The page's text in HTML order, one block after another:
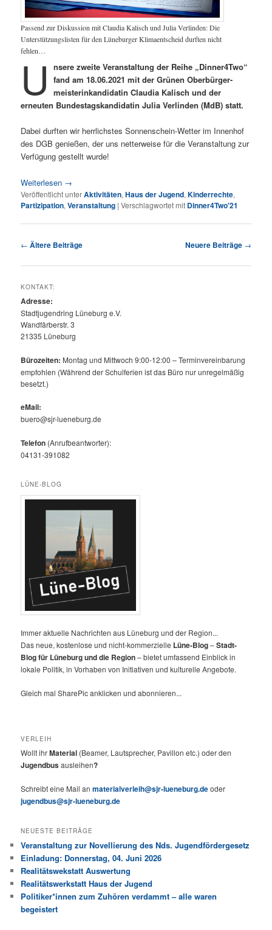
Passend zur Diskussion mit Claudia Kalisch und Julia Verlinden: Die
Unterstützungslisten für den Lüneburger Klimaentscheid durften nicht
fehlen…
U
nsere zweite Veranstaltung der Reihe „Dinner4Two“
fand am 18.06.2021 mit der Grünen Oberbürger-
meisterinkandidatin Claudia Kalisch und der
erneuten Bundestagskandidatin Julia Verlinden (MdB) statt.
Dabei durften wir herrlichstes Sonnenschein-Wetter im Innenhof
des DGB genießen, der uns netterweise für die Veranstaltung zur
Verfügung gestellt wurde!
Weiterlesen →
Veröffentlicht unterAktivitäten,Haus der Jugend,Kinderrechte,
Partizipation,Veranstaltung |Verschlagwortet mit Dinner4Two'21
Beitragsnavigation
← Ältere Beiträge Neuere Beiträge →
KONTAKT:
Adresse:
Stadtjugendring Lüneburg e.V.
Wandfärberstr. 3
21335 Lüneburg
Bürozeiten: Montag und Mittwoch 9:00-12:00 – Terminvereinbarung
empfohlen (Während der Schulferien ist das Büro nur unregelmäßig
besetzt.)
eMail:
buero@sjr-lueneburg.de
Telefon (Anrufbeantworter):
04131-391082
LÜNE-BLOG
Immer aktuelle Nachrichten aus Lüneburg und der Region...
Das neue, kostenlose und nicht-kommerzielle Lüne-Blog–Stadt-
Blog für Lüneburg und die Region– bietet umfassend Einblick in
lokale Politik, in Vorhaben von Initiativen und kulturelle Angebote.
Gleich mal SharePic anklicken und abonnieren...
VERLEIH
Wollt ihrMaterial (Beamer, Lautsprecher, Pavillon etc.) oder den
Jugendbusausleihen?
Schreibt eine Mail anmaterialverleih@sjr-lueneburg.deoder
jugendbus@sjr-lueneburg.de
NEUESTE BEITRÄGE
Veranstaltung zur Novellierung des Nds. Jugendfördergesetz
Einladung: Donnerstag, 04. Juni 2026
Realitätswekstatt Auswertung
Realitätswerkstatt Haus der Jugend
Politiker*innen zum Zuhören verdammt – alle waren
begeistert